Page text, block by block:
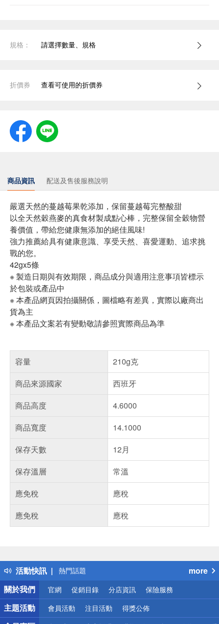
規格： 請選擇數量、規格
折價券 查看可使用的折價券
商品資訊 配送及售後服務說明
嚴選天然的蔓越莓果乾添加，保留蔓越莓完整酸甜
以全天然穀燕麥的真食材製成點心棒，完整保留全穀物營
養價值，帶給您健康無添加的絕佳風味!
強力推薦給具有健康意識、享受天然、喜愛運動、追求挑
戰的您。
42gx5條
※ 製造日期與有效期限，商品成分與適用注意事項皆標示
於包裝或產品中
※ 本產品網頁因拍攝關係，圖檔略有差異，實際以廠商出
貨為主
※ 本產品文案若有變動敬請參照實際商品為準
容量
210g克
商品來源國家
西班牙
商品高度
4.6000
商品寬度
14.1000
保存天數
12月
保存溫層
常溫
應免稅
應稅
應免稅
應稅
活動快訊
得獎公告
熱門話題
銀行優惠
偏遠地區配送
詐騙網頁！請小心！
more
關於我們
官網 促銷目錄 分店資訊 保險服務
主題活動 會員活動 注目活動 得獎公佈